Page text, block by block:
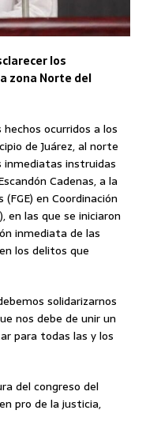
los
zona Norte del
ocurridos a los
de Juárez, al norte
inmediatas instruidas
Cadenas, a la
en Coordinación
en las que se iniciaron
inmediata de las
los delitos que
solidarizarnos
nos debe de unir un
para todas las y los
del congreso del
pro de la justicia,